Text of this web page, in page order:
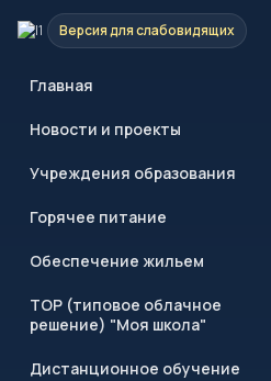
Версия для слабовидящих
Главная
Новости и проекты
Учреждения образования
Горячее питание
Обеспечение жильем
ТОР (типовое облачное
решение) "Моя школа"
Дистанционное обучение